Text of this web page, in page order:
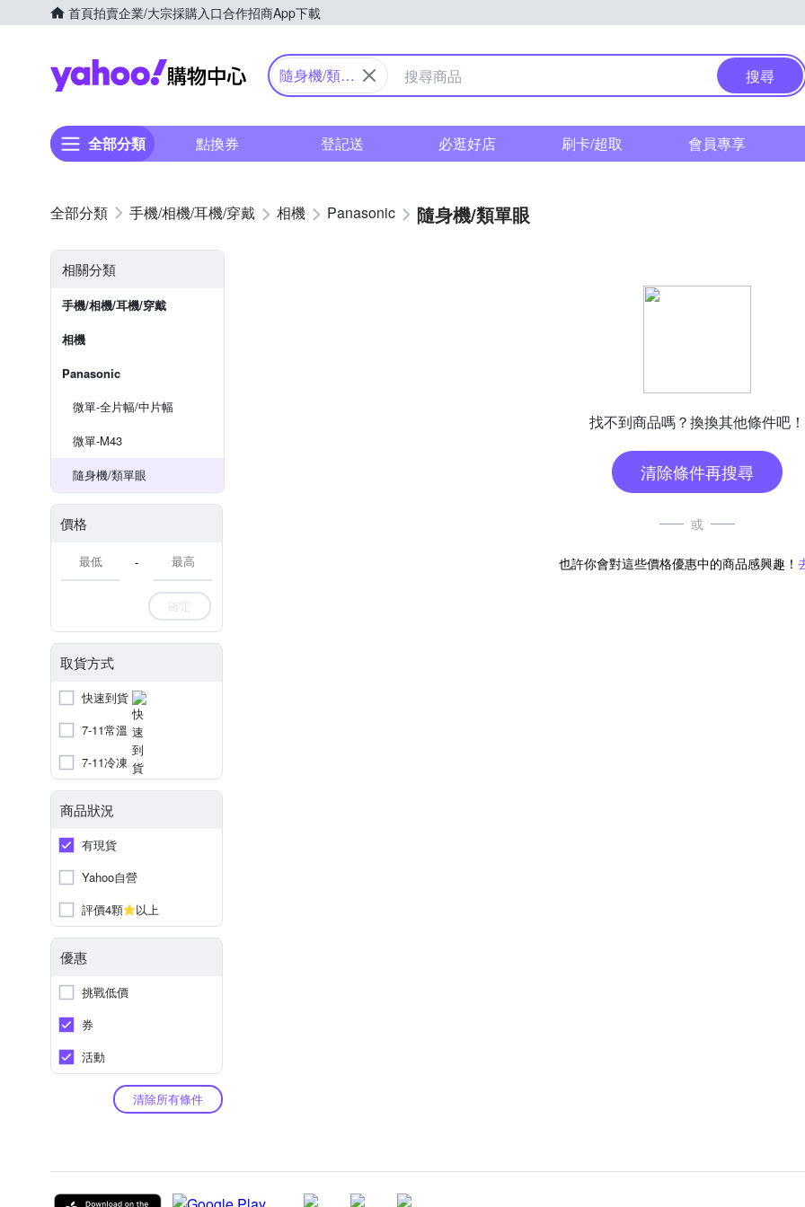
首頁拍賣企業/大宗採購入口合作招商App下載
Yahoo購物中心
隨身機/類單
搜尋
全部分類 點換券 登記送 必逛好店 刷卡/超取 會員專享
手機/相機/耳機/穿戴 相機 Panasonic 隨身機/類單眼
相關分類
手機/相機/耳機/穿戴
相機
Panasonic
微單-全片幅/中片幅
微單-M43
隨身機/類單眼
價格
-
確定
取貨方式
快速到貨
7-11常溫
7-11冷凍
商品狀況
有現貨
Yahoo自營
評價4顆
以上
優惠
挑戰低價
券
活動
清除所有條件
找不到商品嗎？換換其他條件吧！
清除條件再搜尋
或
也許你會對這些價格優惠中的商品感興趣！